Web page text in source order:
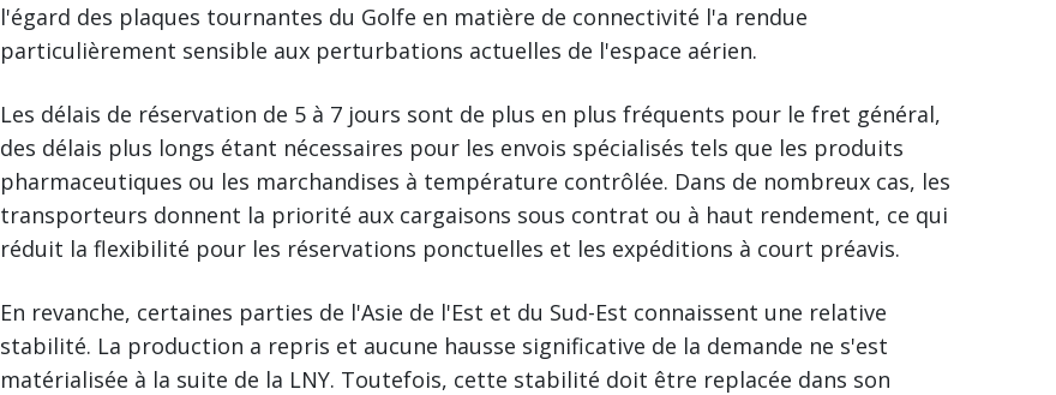
l'égard des plaques tournantes du Golfe en matière de connectivité l'a rendue
particulièrement sensible aux perturbations actuelles de l'espace aérien.
Les délais de réservation de 5 à 7 jours sont de plus en plus fréquents pour le fret général,
des délais plus longs étant nécessaires pour les envois spécialisés tels que les produits
pharmaceutiques ou les marchandises à température contrôlée. Dans de nombreux cas, les
transporteurs donnent la priorité aux cargaisons sous contrat ou à haut rendement, ce qui
réduit la flexibilité pour les réservations ponctuelles et les expéditions à court préavis.
En revanche, certaines parties de l'Asie de l'Est et du Sud-Est connaissent une relative
stabilité. La production a repris et aucune hausse significative de la demande ne s'est
matérialisée à la suite de la LNY. Toutefois, cette stabilité doit être replacée dans son